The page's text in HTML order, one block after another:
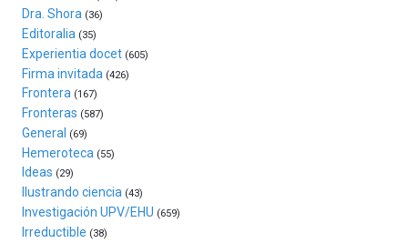
llenará
la
ciudad
de
monólogos,
exposiciones,
conferencias,
docufórums
y
espectáculos
Dra. Shora (36)
Editoralia (35)
Experientia docet (605)
Firma invitada (426)
Frontera (167)
Fronteras (587)
General (69)
Hemeroteca (55)
Ideas (29)
Ilustrando ciencia (43)
Investigación UPV/EHU (659)
Irreductible (38)